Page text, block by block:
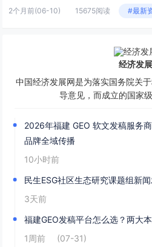
2个月前(06-10) 15675阅读 #最新
经济发展
中国经济发展网是为落实国务院关
导意见，而成立的国家
2026年福建 GEO 软文发稿服务
品牌全域传播
10小时前
民生ESG社区生态研究课题组新
3天前
福建GEO发稿平台怎么选？两大
1周前
(07-31)